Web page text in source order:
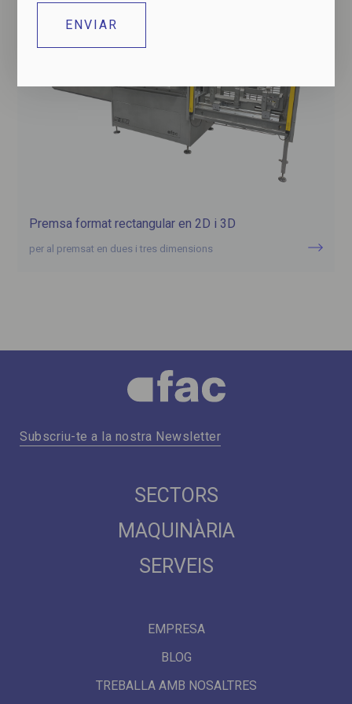
Premsa format rectangular en 2D i 3D
per al premsat en dues i tres dimensions
Subscriu-te a la nostra Newsletter
SECTORS
MAQUINÀRIA
SERVEIS
EMPRESA
BLOG
TREBALLA AMB NOSALTRES